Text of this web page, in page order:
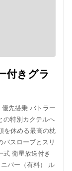
付きグラ
先搭乗 バトラー
の特別カクテルへ
を休める最高の枕
バスローブとスリ
式 衛星放送付き
バー（有料） ル